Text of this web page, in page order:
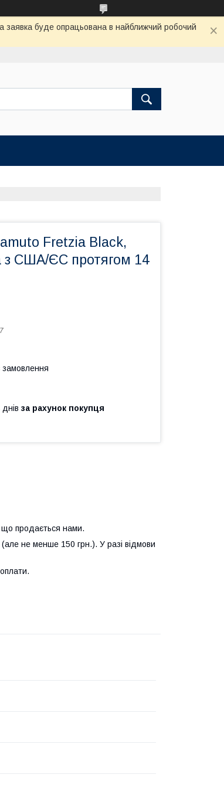
заявка буде опрацьована в найближчий робочий
Fretzia Black,
з США/ЄС протягом 14
замовлення
за рахунок покупця
що продається нами.
не менше 150 грн.). У разі відмови